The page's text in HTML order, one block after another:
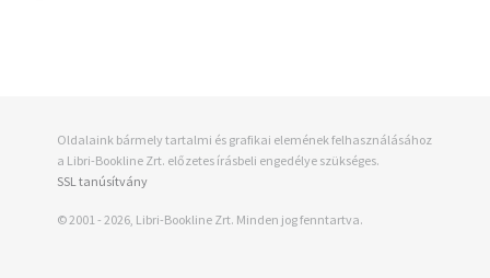
Oldalaink bármely tartalmi és grafikai elemének felhasználásához
a Libri-Bookline Zrt. előzetes írásbeli engedélye szükséges.
SSL tanúsítvány
© 2001 - 2026, Libri-Bookline Zrt. Minden jog fenntartva.